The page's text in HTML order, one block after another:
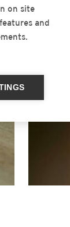
on site
and